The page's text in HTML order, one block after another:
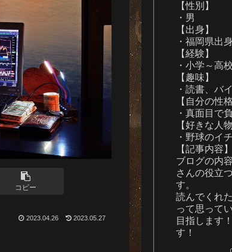
コピー
2023.04.26 2023.05.27
【性別】
・男
【出身】
・福岡県出身
【経験】
・小学～高
【趣味】
・読書、バ
【自分の性格
・真面目で
【好きな人物
・野球のイ
【記事内容】
ブログの内
さんの役立
す。
読んでくれ
って思って
目指します
す！